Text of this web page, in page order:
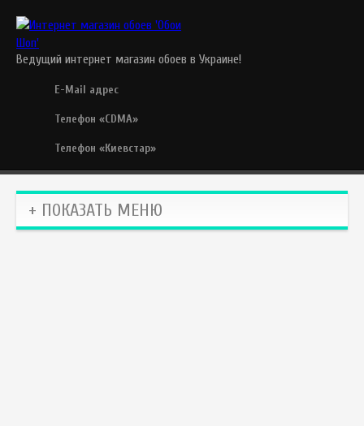
Ведущий интернет магазин обоев в Украине!
E-Mail адрес
Телефон «CDMA»
Телефон «Киевстар»
+ ПОКАЗАТЬ МЕНЮ